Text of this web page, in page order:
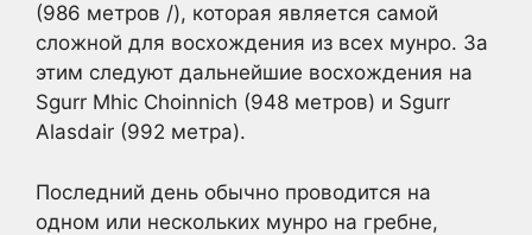
(986 метров /), которая является самой
сложной для восхождения из всех мунро. За
этим следуют дальнейшие восхождения на
Sgurr Mhic Choinnich (948 метров) и Sgurr
Alasdair (992 метра).
Последний день обычно проводится на
одном или нескольких мунро на гребне,